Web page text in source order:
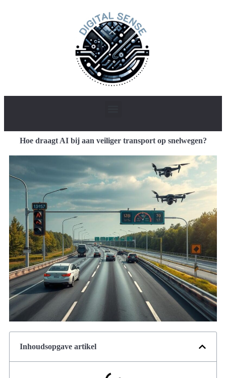
Hoe draagt AI bij aan veiliger transport op snelwegen?
Inhoudsopgave artikel